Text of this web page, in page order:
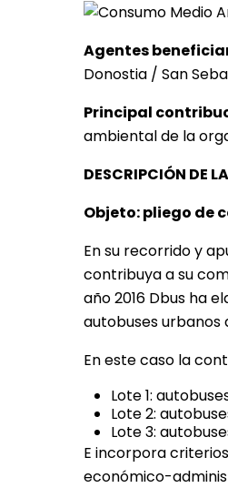
Agentes
Donostia / San
Principal
ambiental de la
DESCRIPCIÓN DE
Objeto: pliego de
En su recorrido y
contribuya a su
año 2016 Dbus ha
autobuses urbanos
En este caso la
Lote 1:
Lote 2:
Lote 3:
E incorpora
económico-